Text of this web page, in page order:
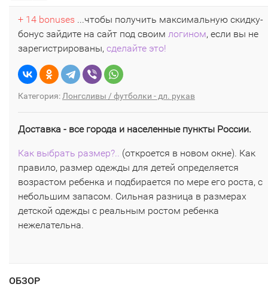
+ 14 bonuses ...чтобы получить максимальную скидку-
бонус зайдите на сайт под своим логином, если вы не
зарегистрированы, сделайте это!
Категория: Лонгсливы / футболки - дл. рукав
Доставка - все города и населенные пункты России.
Как выбрать размер?.. (откроется в новом окне). Как
правило, размер одежды для детей определяется
возрастом ребенка и подбирается по мере его роста, с
небольшим запасом. Сильная разница в размерах
детской одежды с реальным ростом ребенка
нежелательна.
ОБЗОР